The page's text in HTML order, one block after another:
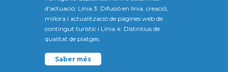
d'actuació: Línia 3: Difusió en línia, creació,
millora i actualització de pàgines web de
contingut turístic i Línia 4: Distintius de
qualitat de platges.
Saber més